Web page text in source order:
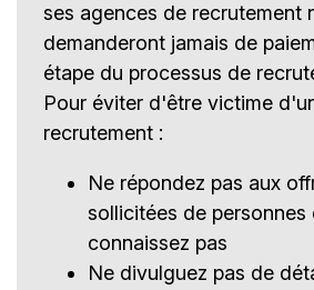
ses agences de recrutement
demanderont jamais de
étape du processus de
Pour éviter d'être victime
recrutement :
Ne répondez pas aux
sollicitées de personnes
connaissez pas
Ne divulguez pas de